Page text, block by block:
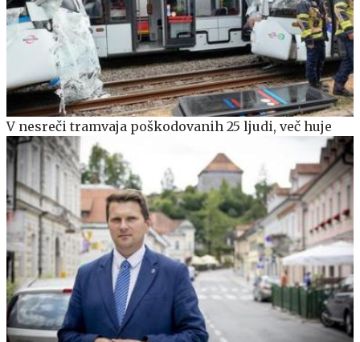
V nesreči tramvaja poškodovanih 25 ljudi, več huje